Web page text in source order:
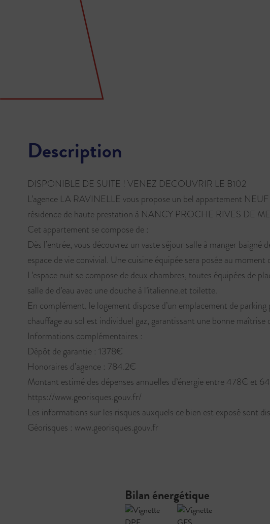
Description
DISPONIBLE DE SUITE ! VENEZ DECOUVRIR LE B102
L’agence LA RAVINELLE vous propose un bel appartement NEUF
résidence de haute prestation à NANCY PROCHE RIVES DE
Cet appartement se compose de :
Dès l’entrée, vous découvrez un vaste séjour salle à manger baigné
espace de vie convivial. Une cuisine équipée sera posée au moment
L’espace nuit se compose de deux chambres, toutes équipées de
salle de d’eau avec une douche à l’italienne.et toilette.
En complément, le logement dispose d’un emplacement de
chauffage au sol est individuel gaz, garantissant une bonne maîtrise
Informations complémentaires :
Dépôt de garantie : 1378€
Honoraires d’agence : 784.2€
Montant estimé des dépenses annuelles d’énergie entre 478€ et
https://www.georisques.gouv.fr/
Les informations sur les risques auxquels ce bien est exposé sont
Géorisques : www.georisques.gouv.fr
Bilan énergétique